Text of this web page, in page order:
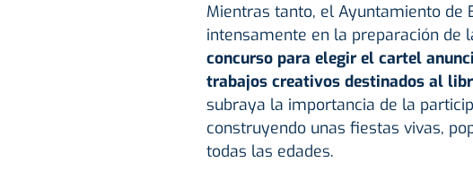
Mientras tanto, el Ayuntamiento de
intensamente en la preparación de
concurso para elegir el cartel
trabajos creativos destinados al
subraya la importancia de la
construyendo unas fiestas vivas,
todas las edades.